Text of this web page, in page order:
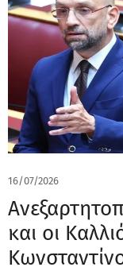
16/07/2026
και οι